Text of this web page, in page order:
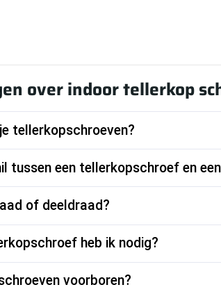
over indoor tellerkop
tellerkopschroeven?
tussen een tellerkopschroef en
of deeldraad?
heb ik nodig?
voorboren?